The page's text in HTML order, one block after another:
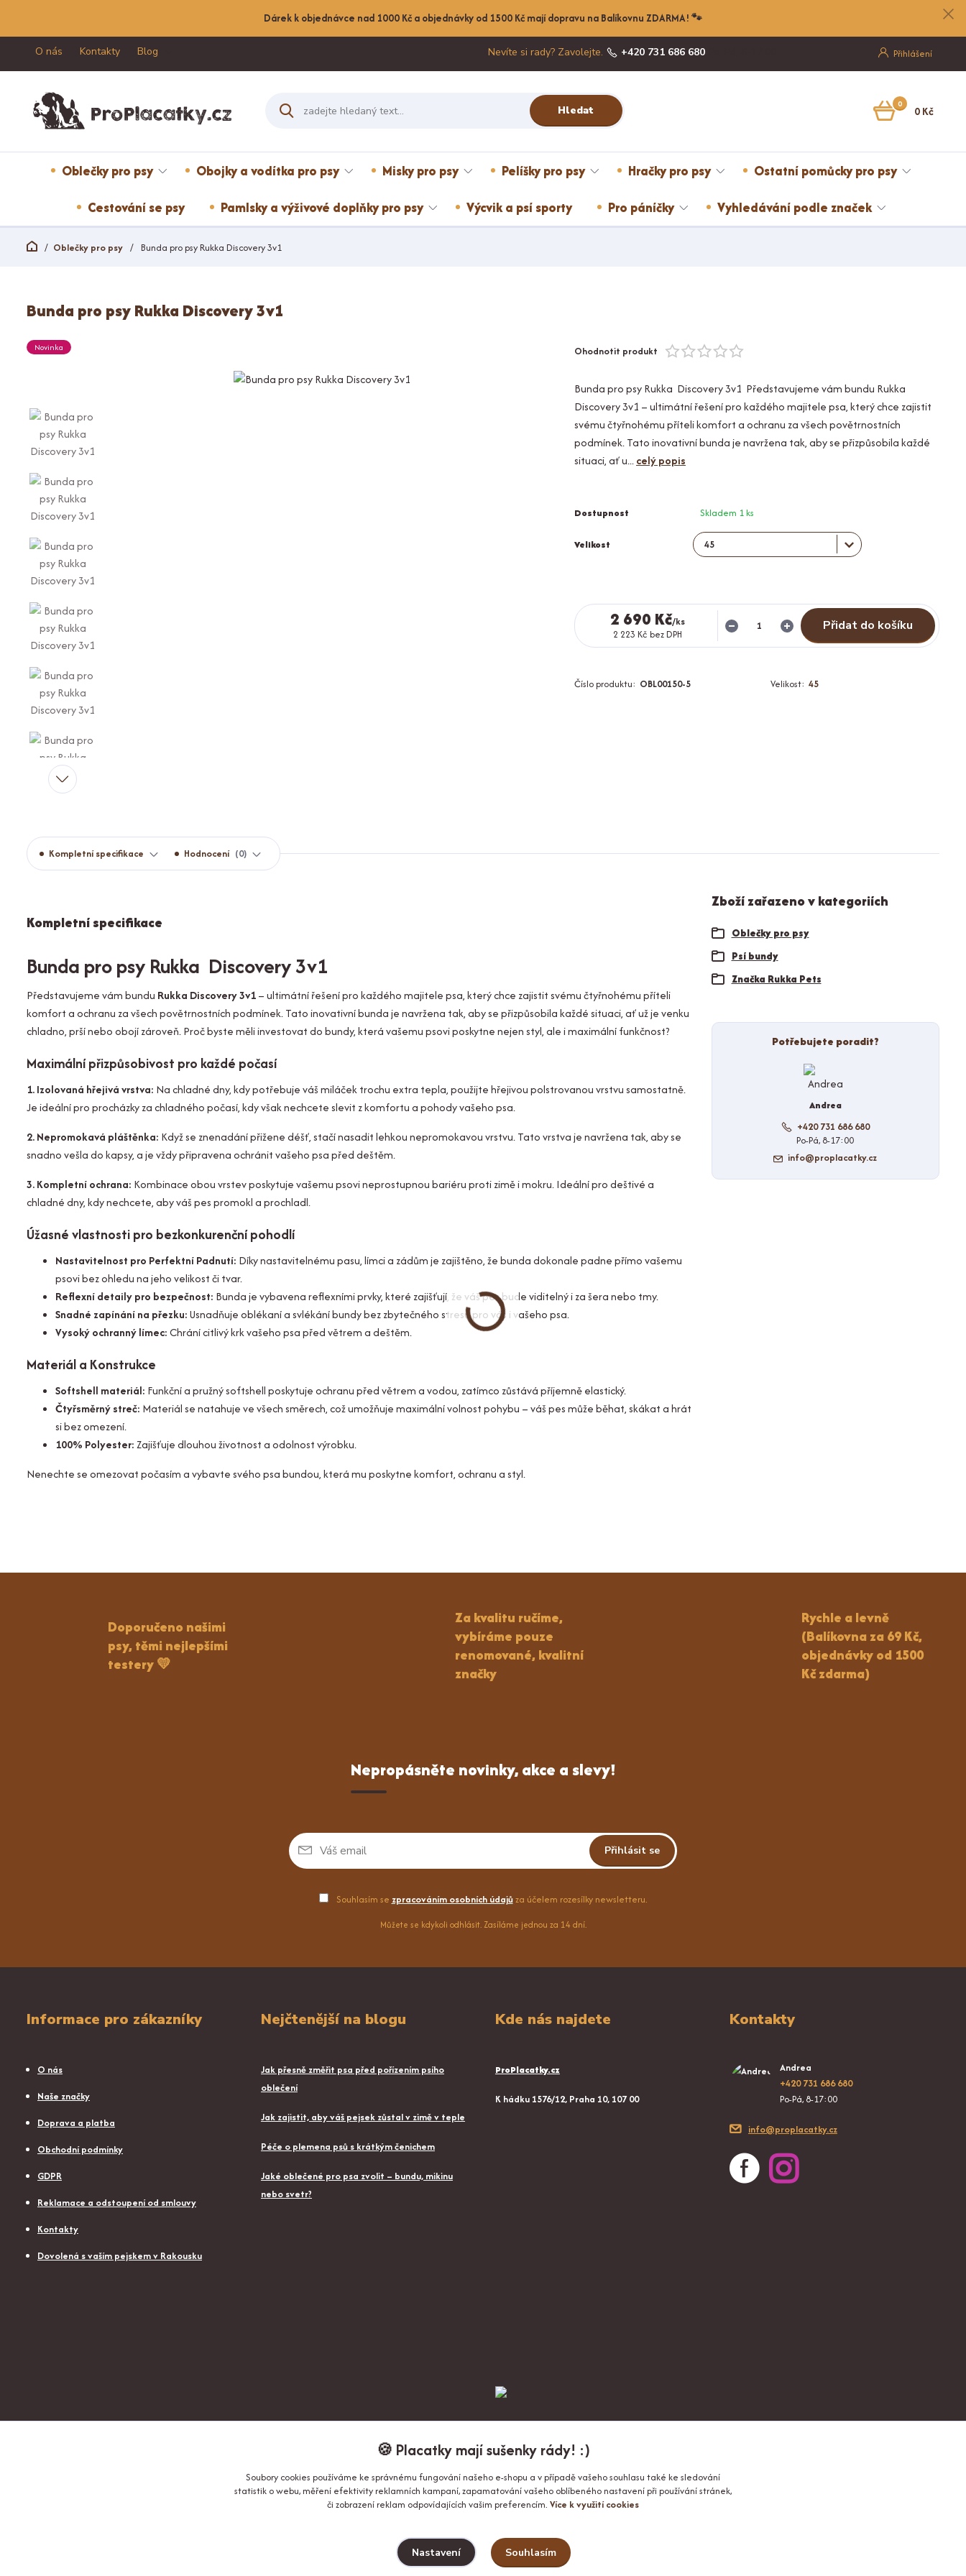
Dárek k objednávce nad 1000 Kč a objednávky od 1500 Kč mají dopravu na Balíkovnu ZDARMA! 🐾
O nás Kontakty Blog Přihlášení
Hledat
Nevíte si rady? Zavolejte. +420 731 686 680
0 0 Kč
Oblečky pro psy Obojky a vodítka pro psy Misky pro psy Pelíšky pro psy Hračky pro psy Ostatní pomůcky pro psy
Cestování se psy Pamlsky a výživové doplňky pro psy Výcvik a psí sporty Pro páníčky Vyhledávání podle značek
Oblečky pro psy Bunda pro psy Rukka Discovery 3v1
Bunda pro psy Rukka Discovery 3v1
Novinka Ohodnotit produkt
Bunda pro psy Rukka Discovery 3v1 Představujeme vám bundu Rukka
Discovery 3v1 – ultimátní řešení pro každého majitele psa, který chce zajistit
svému čtyřnohému příteli komfort a ochranu za všech povětrnostních
podmínek. Tato inovativní bunda je navržena tak, aby se přizpůsobila každé
situaci, ať u...celý popis
Dostupnost Skladem 1 ks
Velikost
2 690 Kč/ks
2 223 Kč bez DPH
Přidat do košíku
Číslo produktu: OBL00150-5 Velikost: 45
Kompletní specifikace Hodnocení 0
Kompletní specifikace
Bunda pro psy Rukka Discovery 3v1
Představujeme vám bundu Rukka Discovery 3v1– ultimátní řešení pro každého majitele psa, který chce zajistit svému čtyřnohému příteli
komfort a ochranu za všech povětrnostních podmínek. Tato inovativní bunda je navržena tak, aby se přizpůsobila každé situaci, ať už je venku
chladno, prší nebo obojí zároveň. Proč byste měli investovat do bundy, která vašemu psovi poskytne nejen styl, ale i maximální funkčnost?
Maximální přizpůsobivost pro každé počasí
1. Izolovaná hřejivá vrstva: Na chladné dny, kdy potřebuje váš miláček trochu extra tepla, použijte hřejivou polstrovanou vrstvu samostatně.
Je ideální pro procházky za chladného počasí, kdy však nechcete slevit z komfortu a pohody vašeho psa.
2. Nepromokavá pláštěnka: Když se znenadání přižene déšť, stačí nasadit lehkou nepromokavou vrstvu. Tato vrstva je navržena tak, aby se
snadno vešla do kapsy, a je vždy připravena ochránit vašeho psa před deštěm.
3. Kompletní ochrana: Kombinace obou vrstev poskytuje vašemu psovi neprostupnou bariéru proti zimě i mokru. Ideální pro deštivé a
chladné dny, kdy nechcete, aby váš pes promokl a prochladl.
Úžasné vlastnosti pro bezkonkurenční pohodlí
Nastavitelnost pro Perfektní Padnutí: Díky nastavitelnému pasu, límci a zádům je zajištěno, že bunda dokonale padne přímo vašemu
psovi bez ohledu na jeho velikost či tvar.
Reflexní detaily pro bezpečnost: Bunda je vybavena reflexními prvky, které zajišťují, že váš pes bude viditelný i za šera nebo tmy.
Snadné zapínání na přezku:Usnadňuje oblékaní a svlékání bundy bez zbytečného stresu pro vás i vašeho psa.
Vysoký ochranný límec:Chrání citlivý krk vašeho psa před větrem a deštěm.
Materiál a Konstrukce
Softshell materiál: Funkční a pružný softshell poskytuje ochranu před větrem a vodou, zatímco zůstává příjemně elastický.
Čtyřsměrný streč: Materiál se natahuje ve všech směrech, což umožňuje maximální volnost pohybu – váš pes může běhat, skákat a hrát
si bez omezení.
100% Polyester:Zajišťuje dlouhou životnost a odolnost výrobku.
Nenechte se omezovat počasím a vybavte svého psa bundou, která mu poskytne komfort, ochranu a styl.
Zboží zařazeno v kategoriích
Oblečky pro psy
Psí bundy
Značka Rukka Pets
Potřebujete poradit?
Andrea
+420 731 686 680
Po-Pá, 8-17:00
info@proplacatky.cz
Doporučeno našimi
psy, těmi nejlepšími
testery 💛
Za kvalitu ručíme,
vybíráme pouze
renomované, kvalitní
značky
Rychle a levně
(Balíkovna za 69 Kč,
objednávky od 1500
Kč zdarma)
Nepropásněte novinky, akce a slevy!
Přihlásit se
Souhlasím se zpracováním osobních údajůza účelem rozesílky newsletteru.
Můžete se kdykoli odhlásit. Zasíláme jednou za 14 dní.
Informace pro zákazníky
O nás
Naše značky
Doprava a platba
Obchodní podmínky
GDPR
Reklamace a odstoupení od smlouvy
Kontakty
Dovolená s vaším pejskem v Rakousku
Nejčtenější na blogu
Jak přesně změřit psa před pořízením psího
oblečení
Jak zajistit, aby váš pejsek zůstal v zimě v teple
Péče o plemena psů s krátkým čenichem
Jaké oblečené pro psa zvolit – bundu, mikinu
nebo svetr?
Kde nás najdete
ProPlacatky.cz
K hádku 1576/12, Praha 10, 107 00
Kontakty
Andrea
+420 731 686 680
Po-Pá, 8-17:00
info@proplacatky.cz
Upravit sběr cookies.
🍪 Placatky mají sušenky rády! :)
Soubory cookies používáme ke správnému fungování našeho e-shopu a v případě vašeho souhlasu také ke sledování
statistik o webu, měření efektivity reklamních kampaní, zapamatování vašeho oblíbeného nastavení při používání stránek,
či zobrazení reklam odpovídajících vašim preferencím. Více k využití cookies
Nastavení Souhlasím